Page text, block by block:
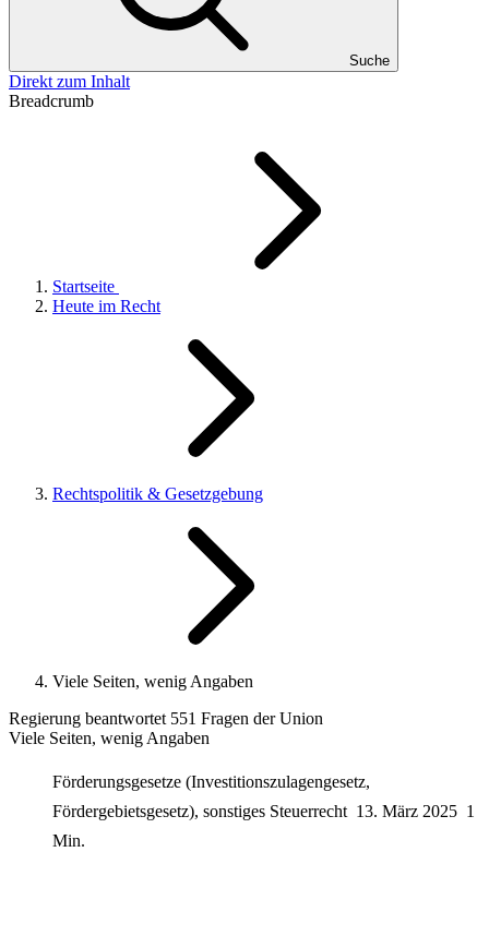
Suche
Direkt zum Inhalt
Breadcrumb
Startseite
Heute im Recht
Rechtspolitik & Gesetzgebung
Viele Seiten, wenig Angaben
Regierung beantwortet 551 Fragen der Union
Viele Seiten, wenig Angaben
Förderungsgesetze (Investitionszulagengesetz,
Fördergebietsgesetz), sonstiges Steuerrecht 13. März 2025 1
Min.